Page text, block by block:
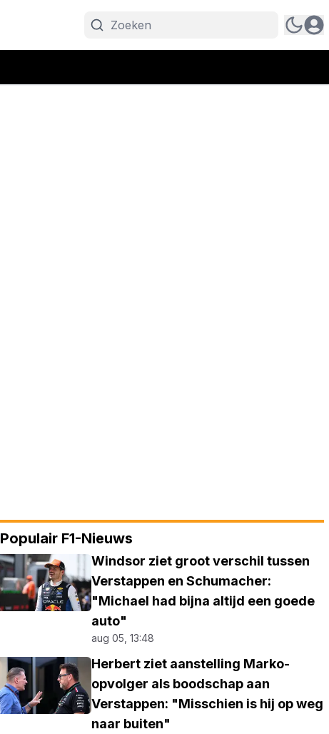
Populair F1-Nieuws
Windsor ziet groot verschil tussen
Verstappen en Schumacher:
"Michael had bijna altijd een goede
auto"
aug 05, 13:48
Herbert ziet aanstelling Marko-
opvolger als boodschap aan
Verstappen: "Misschien is hij op weg
naar buiten"